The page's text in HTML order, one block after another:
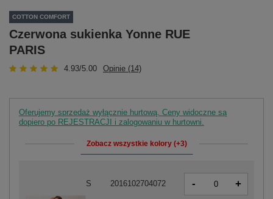
COTTON COMFORT
Czerwona sukienka Yonne RUE
PARIS
4.93/5.00 Opinie (14)
Oferujemy sprzedaż wyłącznie hurtową. Ceny widoczne są
dopiero po REJESTRACJI i zalogowaniu w hurtowni.
Zobacz wszystkie kolory (+3)
S 2016102704072 - +